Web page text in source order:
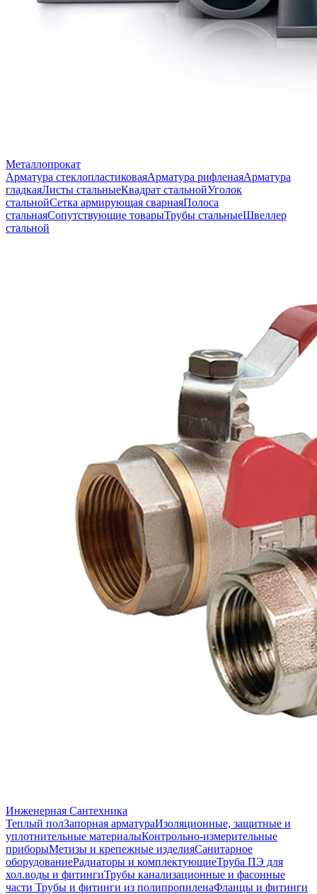
Металлопрокат
Арматура стеклопластиковаяАрматура рифленаяАрматура
гладкаяЛисты стальныеКвадрат стальнойУголок
стальнойСетка армирующая сварнаяПолоса
стальнаяСопутствующие товарыТрубы стальныеШвеллер
стальной
Инженерная Сантехника
Теплый полЗапорная арматураИзоляционные, защитные и
уплотнительные материалыКонтрольно-измерительные
приборыМетизы и крепежные изделияСанитарное
оборудованиеРадиаторы и комплектующиеТруба ПЭ для
хол.воды и фитингиТрубы канализационные и фасонные
части Трубы и фитинги из полипропиленаФланцы и фитинги